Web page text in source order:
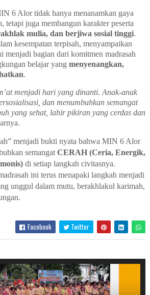
6 Alor tidak hanya menanamkan gaya
tetapi juga membangun karakter peserta
mulia, dan berjiwa sosial tinggi.
kesempatan terpisah, menyampaikan
menjadi bagian dari komitmen madrasah
belajar yang menyenangkan,
.
menjadi hari yang dinanti. Anak-anak
dan menumbuhkan semangat
yang sehat, lahir pikiran yang cerdas dan
menjadi bukti nyata bahwa MIN 6 Alor
semangat CERAH (Ceria, Energik,
di setiap langkah civitasnya.
ini terus menapaki langkah menjadi
unggul dalam mutu, berakhlakul karimah,
Facebook Twitter